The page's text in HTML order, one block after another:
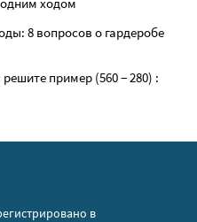
8 вопросов о гардеробе
пример (560 − 280) :
в